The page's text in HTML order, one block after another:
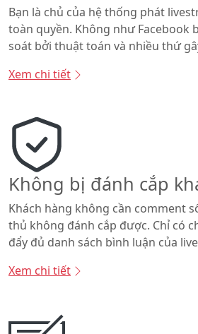
Bạn là chủ của hệ thống phát
toàn quyền. Không như Facebook
soát bởi thuật toán và nhiều thứ
Xem chi tiết
Không bị đánh cắp
Khách hàng không cần comment
thủ không đánh cắp được. Chỉ có
đẩy đủ danh sách bình luận của
Xem chi tiết